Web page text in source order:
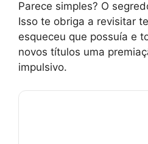
Parece simples? O
Isso te obriga a revisitar
esqueceu que possuía e
novos títulos uma
impulsivo.